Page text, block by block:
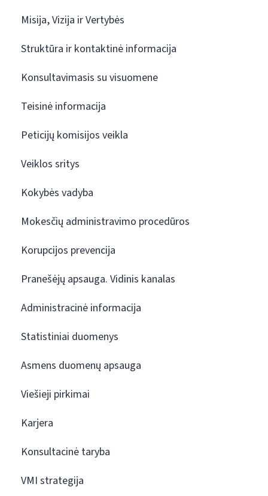
Misija, Vizija ir Vertybės
Struktūra ir kontaktinė informacija
Konsultavimasis su visuomene
Teisinė informacija
Peticijų komisijos veikla
Veiklos sritys
Kokybės vadyba
Mokesčių administravimo procedūros
Korupcijos prevencija
Pranešėjų apsauga. Vidinis kanalas
Administracinė informacija
Statistiniai duomenys
Asmens duomenų apsauga
Viešieji pirkimai
Karjera
Konsultacinė taryba
VMI strategija